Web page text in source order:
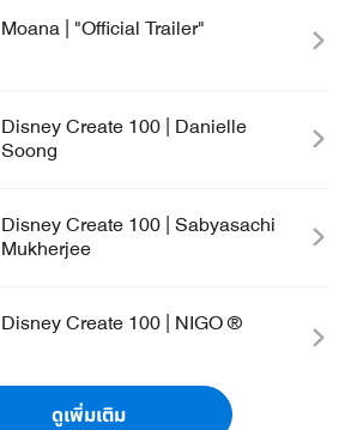
Moana | "Official Trailer"
Disney Create 100 | Danielle
Soong
Disney Create 100 | Sabyasachi
Mukherjee
Disney Create 100 | NIGO ®
ดูเพิ่มเติม